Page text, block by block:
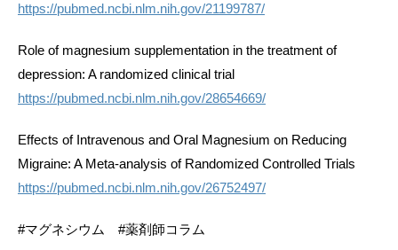
https://pubmed.ncbi.nlm.nih.gov/21199787/
Role of magnesium supplementation in the treatment of
depression: A randomized clinical trial
https://pubmed.ncbi.nlm.nih.gov/28654669/
Effects of Intravenous and Oral Magnesium on Reducing
Migraine: A Meta-analysis of Randomized Controlled Trials
https://pubmed.ncbi.nlm.nih.gov/26752497/
#マグネシウム #薬剤師コラム